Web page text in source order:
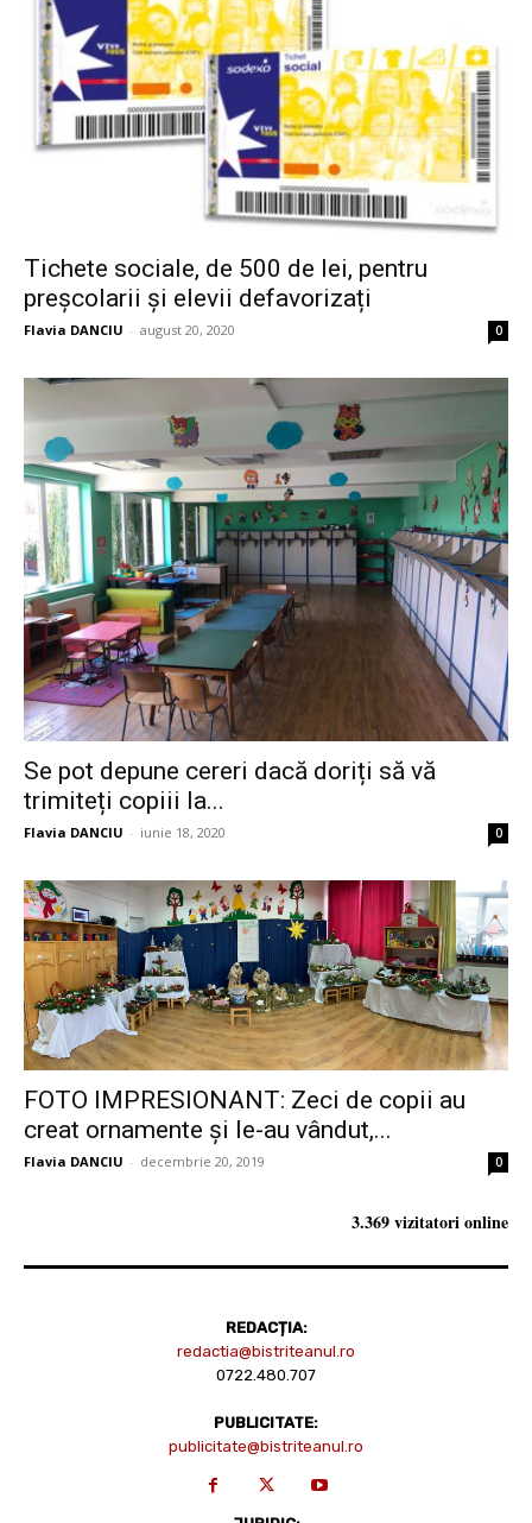
Tichete sociale, de 500 de lei, pentru
preșcolarii și elevii defavorizați
Flavia DANCIU - august 20, 2020 0
Se pot depune cereri dacă doriți să vă
trimiteți copiii la...
Flavia DANCIU - iunie 18, 2020 0
FOTO IMPRESIONANT: Zeci de copii au
creat ornamente și le-au vândut,...
Flavia DANCIU - decembrie 20, 2019 0
3.369 vizitatori online
REDACȚIA:
redactia@bistriteanul.ro
0722.480.707
PUBLICITATE:
publicitate@bistriteanul.ro